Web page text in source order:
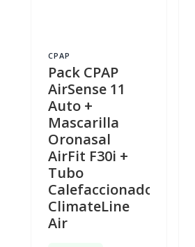
CPAP
Pack CPAP
AirSense 11
Auto +
Mascarilla
Oronasal
AirFit F30i +
Tubo
Calefaccionado
ClimateLine
Air